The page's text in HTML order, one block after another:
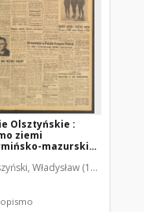
Mroczkowski, Włodzimierz
Olsztyńskie :
ziemi
mazurskiej,
Władysław (1922-2001).